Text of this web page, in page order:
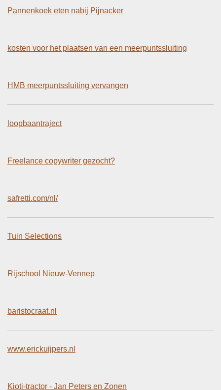
Pannenkoek eten nabij Pijnacker
kosten voor het plaatsen van een meerpuntssluiting
HMB meerpuntssluiting vervangen
loopbaantraject
Freelance copywriter gezocht?
safretti.com/nl/
Tuin Selections
Rijschool Nieuw-Vennep
baristocraat.nl
www.erickuijpers.nl
Kioti-tractor - Jan Peters en Zonen